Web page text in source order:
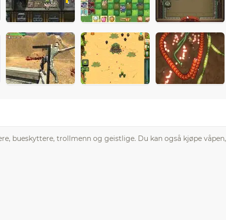
bueskyttere, trollmenn og geistlige. Du kan også kjøpe våpen,